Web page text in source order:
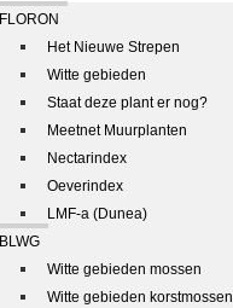
FLORON
Het Nieuwe Strepen
Witte gebieden
Staat deze plant er nog?
Meetnet Muurplanten
Nectarindex
Oeverindex
LMF-a (Dunea)
BLWG
Witte gebieden mossen
Witte gebieden korstmossen